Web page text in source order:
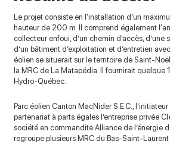
Le projet consiste en l'installation d’un
hauteur de 200 m. Il comprend également
collecteur enfoui, d’un chemin d’accès,
d’un bâtiment d’exploitation et d’entretien
éolien se situerait sur le territoire de Saint-
la MRC de La Matapédia. Il fournirait quelque
Hydro-Québec.
Parc éolien Canton MacNider S.E.C.,
partenariat à parts égales l’entreprise privée
société en commandite Alliance de l’énergie
regroupe plusieurs MRC du Bas-Saint-